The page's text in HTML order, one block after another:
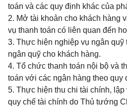
toán và các quy định khác của
2. Mở tài khoản cho khách hàng
vụ thanh toán có liên quan đến
3. Thực hiện nghiệp vụ ngân quỹ
ngân quỹ cho khách hàng.
4. Tổ chức thanh toán nội bộ và
toán với các ngân hàng theo quy
5. Thực hiện thu chi tài chính,
quy chế tài chính do Thủ tướng